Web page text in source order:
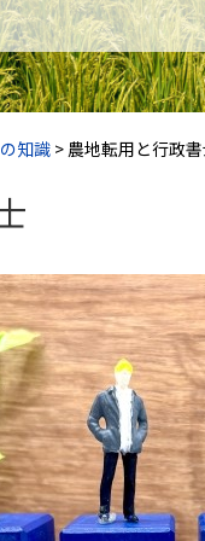
知識 > 農地転用と行政